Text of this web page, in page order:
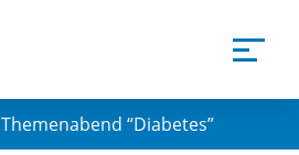
Themenabend “Diabetes”